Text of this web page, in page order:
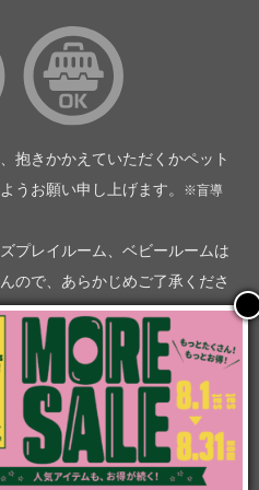
抱きかかえていただくかペット
うお願い申し上げます。
※盲導
プレイルーム、ベビールームは
ので、あらかじめご了承くださ
車（企業情報）
ティ神奈川
ＫＴグループ
myX All Rights Reserved.